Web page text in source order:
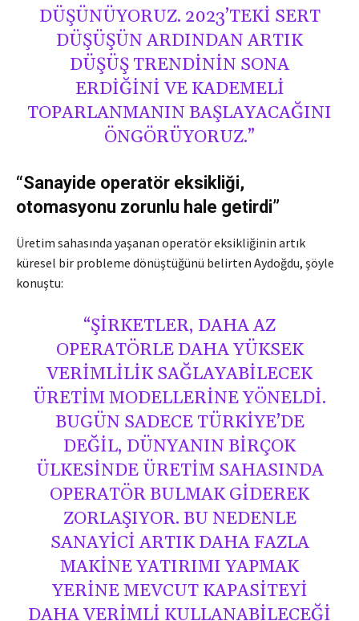
DÜŞÜNÜYORUZ. 2023’TEKI SERT
DÜŞÜŞÜN ARDINDAN ARTIK
DÜŞÜŞ TRENDININ SONA
ERDIĞINI VE KADEMELI
TOPARLANMANIN BAŞLAYACAĞINI
ÖNGÖRÜYORUZ.”
“Sanayide operatör eksikliği,
otomasyonu zorunlu hale getirdi”
Üretim sahasında yaşanan operatör eksikliğinin artık
küresel bir probleme dönüştüğünü belirten Aydoğdu, şöyle
konuştu:
“ŞIRKETLER, DAHA AZ
OPERATÖRLE DAHA YÜKSEK
VERIMLILIK SAĞLAYABILECEK
ÜRETIM MODELLERINE YÖNELDI.
BUGÜN SADECE TÜRKIYE’DE
DEĞIL, DÜNYANIN BIRÇOK
ÜLKESINDE ÜRETIM SAHASINDA
OPERATÖR BULMAK GIDEREK
ZORLAŞIYOR. BU NEDENLE
SANAYICI ARTIK DAHA FAZLA
MAKINE YATIRIMI YAPMAK
YERINE MEVCUT KAPASITEYI
DAHA VERIMLI KULLANABILECEĞI